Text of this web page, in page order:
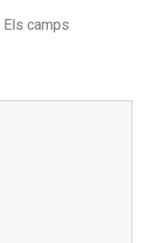
Els camps